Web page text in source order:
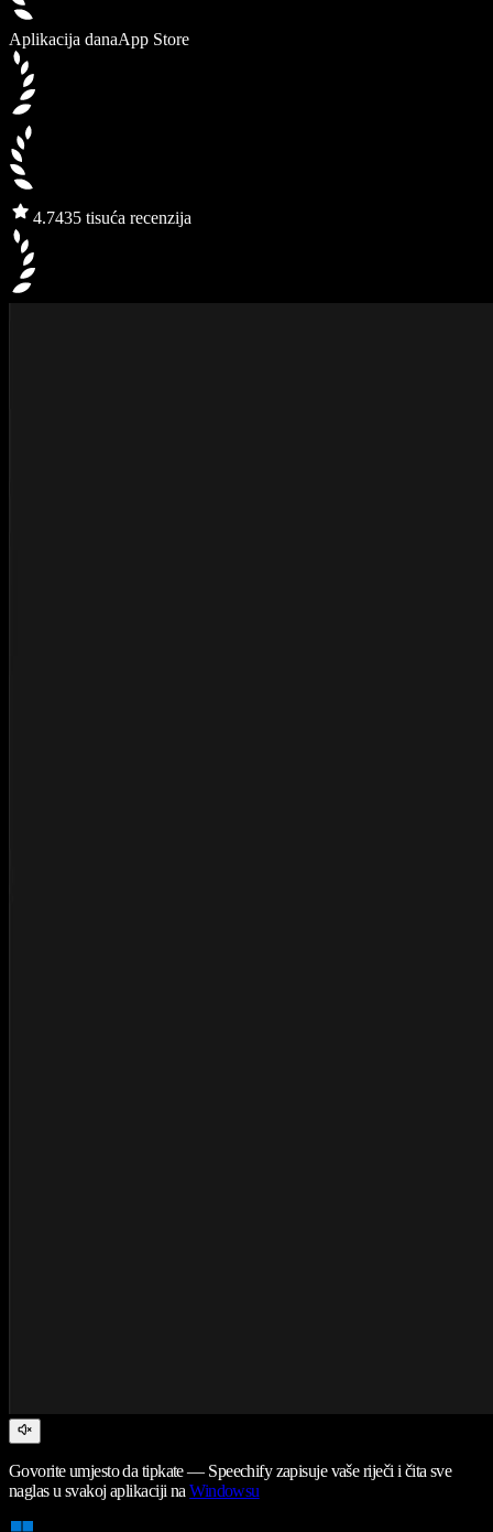
Aplikacija danaApp Store
4.7435 tisuća recenzija
Govorite umjesto da tipkate — Speechify zapisuje vaše riječi i čita sve
naglas u svakoj aplikaciji naWindowsu